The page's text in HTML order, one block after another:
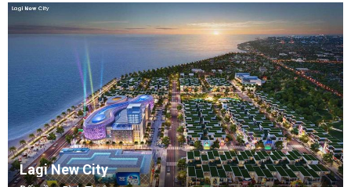
Lagi New City